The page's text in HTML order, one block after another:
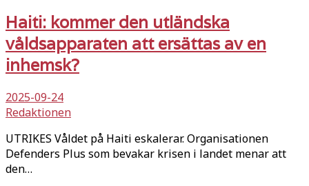
Haiti: kommer den utländska
våldsapparaten att ersättas av en
inhemsk?
2025-09-24
Redaktionen
UTRIKES Våldet på Haiti eskalerar. Organisationen
Defenders Plus som bevakar krisen i landet menar att
den…